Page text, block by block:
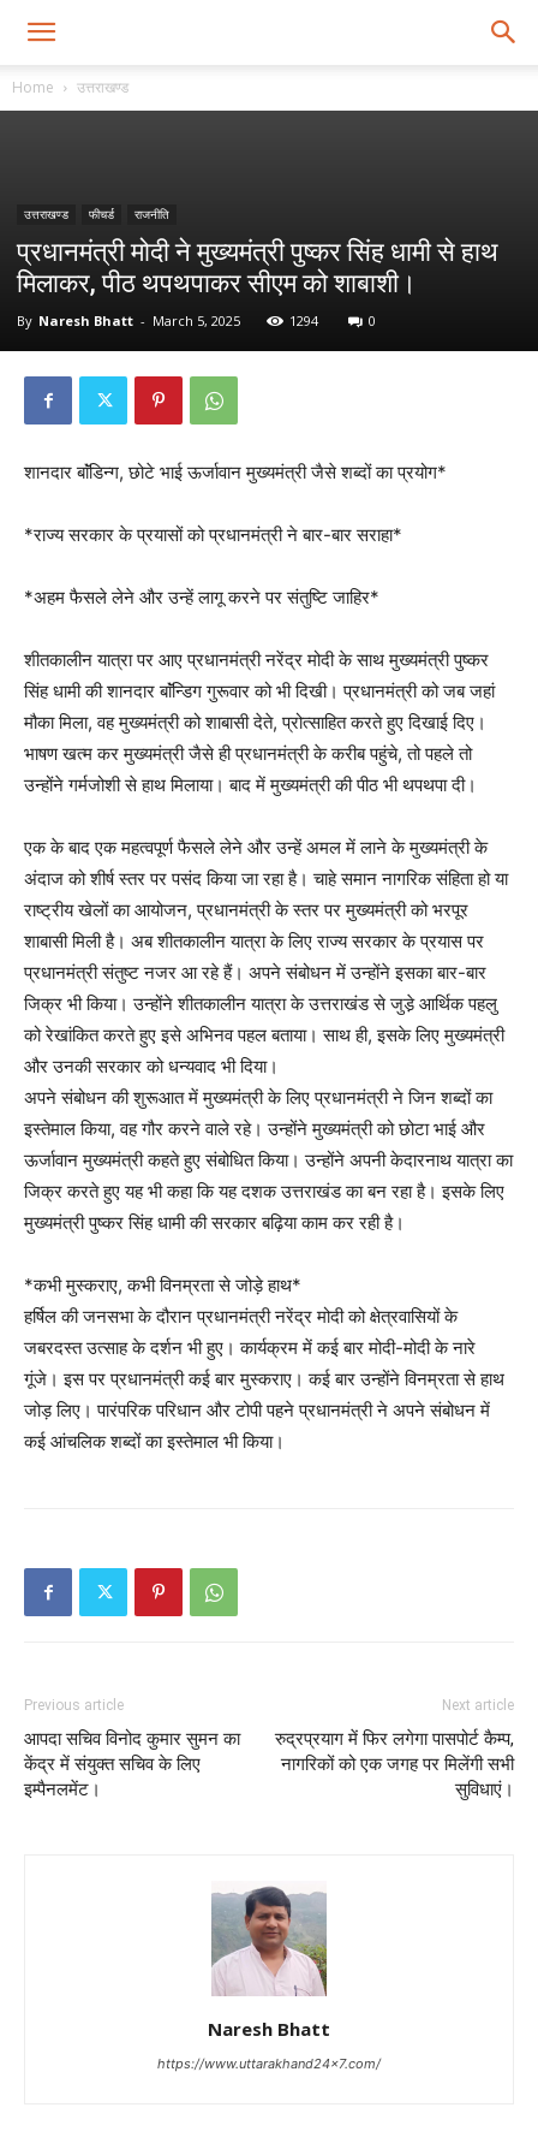
Home उत्तराखण्ड
उत्तराखण्ड फीचर्ड राजनीति
प्रधानमंत्री मोदी ने मुख्यमंत्री पुष्कर सिंह धामी से हाथ
मिलाकर, पीठ थपथपाकर सीएम को शाबाशी।
By Naresh Bhatt - March 5, 2025 1294 0
शानदार बाॅंडिन्ग, छोटे भाई ऊर्जावान मुख्यमंत्री जैसे शब्दों का प्रयोग*
*राज्य सरकार के प्रयासों को प्रधानमंत्री ने बार-बार सराहा*
*अहम फैसले लेने और उन्हें लागू करने पर संतुष्टि जाहिर*
शीतकालीन यात्रा पर आए प्रधानमंत्री नरेंद्र मोदी के साथ मुख्यमंत्री पुष्कर
सिंह धामी की शानदार बाॅंन्डिग गुरूवार को भी दिखी। प्रधानमंत्री को जब जहां
मौका मिला, वह मुख्यमंत्री को शाबासी देते, प्रोत्साहित करते हुए दिखाई दिए।
भाषण खत्म कर मुख्यमंत्री जैसे ही प्रधानमंत्री के करीब पहुंचे, तो पहले तो
उन्होंने गर्मजोशी से हाथ मिलाया। बाद में मुख्यमंत्री की पीठ भी थपथपा दी।
एक के बाद एक महत्वपूर्ण फैसले लेने और उन्हें अमल में लाने के मुख्यमंत्री के
अंदाज को शीर्ष स्तर पर पसंद किया जा रहा है। चाहे समान नागरिक संहिता हो या
राष्ट्रीय खेलों का आयोजन, प्रधानमंत्री के स्तर पर मुख्यमंत्री को भरपूर
शाबासी मिली है। अब शीतकालीन यात्रा के लिए राज्य सरकार के प्रयास पर
प्रधानमंत्री संतुष्ट नजर आ रहे हैं। अपने संबोधन में उन्होंने इसका बार-बार
जिक्र भी किया। उन्होंने शीतकालीन यात्रा के उत्तराखंड से जुडे़ आर्थिक पहलु
को रेखांकित करते हुए इसे अभिनव पहल बताया। साथ ही, इसके लिए मुख्यमंत्री
और उनकी सरकार को धन्यवाद भी दिया।
अपने संबोधन की शुरूआत में मुख्यमंत्री के लिए प्रधानमंत्री ने जिन शब्दों का
इस्तेमाल किया, वह गौर करने वाले रहे। उन्होंने मुख्यमंत्री को छोटा भाई और
ऊर्जावान मुख्यमंत्री कहते हुए संबोधित किया। उन्होंने अपनी केदारनाथ यात्रा का
जिक्र करते हुए यह भी कहा कि यह दशक उत्तराखंड का बन रहा है। इसके लिए
मुख्यमंत्री पुष्कर सिंह धामी की सरकार बढ़िया काम कर रही है।
*कभी मुस्कराए, कभी विनम्रता से जोड़े हाथ*
हर्षिल की जनसभा के दौरान प्रधानमंत्री नरेंद्र मोदी को क्षेत्रवासियों के
जबरदस्त उत्साह के दर्शन भी हुए। कार्यक्रम में कई बार मोदी-मोदी के नारे
गूंजे। इस पर प्रधानमंत्री कई बार मुस्कराए। कई बार उन्होंने विनम्रता से हाथ
जोड़ लिए। पारंपरिक परिधान और टोपी पहने प्रधानमंत्री ने अपने संबोधन में
कई आंचलिक शब्दों का इस्तेमाल भी किया।
Previous article
आपदा सचिव विनोद कुमार सुमन का
केंद्र में संयुक्त सचिव के लिए
इम्पैनलमेंट।
Next article
रुद्रप्रयाग में फिर लगेगा पासपोर्ट कैम्प,
नागरिकों को एक जगह पर मिलेंगी सभी
सुविधाएं।
Naresh Bhatt
https://www.uttarakhand24x7.com/